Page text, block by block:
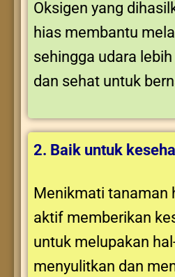
Oksigen yang
hias membantu
sehingga udara
dan sehat untuk
2. Baik untuk
Menikmati tanaman
aktif memberikan
untuk melupakan
menyulitkan dan